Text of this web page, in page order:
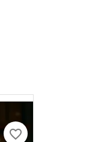
favorite_border